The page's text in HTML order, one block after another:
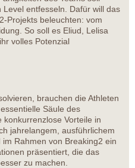
entfesseln. Dafür will das
Projekts beleuchten: vom
So soll es Eliud, Lelisa
volles Potenzial
brauchen die Athleten
Säule des
konkurrenzlose Vorteile in
jahrelangem, ausführlichem
Rahmen von Breaking2 ein
präsentiert, die das
zu machen.